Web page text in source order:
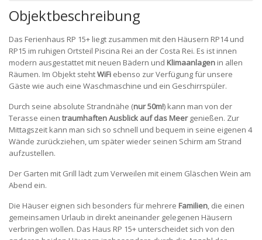
Objektbeschreibung
Das Ferienhaus RP 15+ liegt zusammen mit den Häusern RP14 und
RP15 im ruhigen Ortsteil Piscina Rei an der Costa Rei. Es ist innen
modern ausgestattet mit neuen Bädern und Klimaanlagen in allen
Räumen. Im Objekt stehtWiFi ebenso zur Verfügung für unsere
Gäste wie auch eine Waschmaschine und ein Geschirrspüler.
Durch seine absolute Strandnähe (nur 50m!) kann man von der
Terasse einen traumhaften Ausblick auf das Meergenießen. Zur
Mittagszeit kann man sich so schnell und bequem in seine eigenen 4
Wände zurückziehen, um später wieder seinen Schirm am Strand
aufzustellen.
Der Garten mit Grill lädt zum Verweilen mit einem Gläschen Wein am
Abend ein.
Die Häuser eignen sich besonders für mehrere Familien, die einen
gemeinsamen Urlaub in direkt aneinander gelegenen Häusern
verbringen wollen. Das Haus RP 15+ unterscheidet sich von den